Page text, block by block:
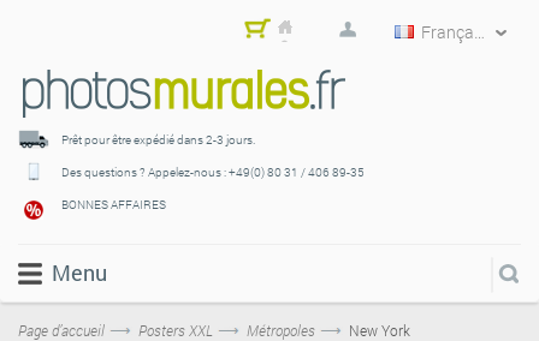
Français
Mon
er
Prêt pour être expédiédans 2-3 jours.
Des questions ? Appelez-nous :+49(0) 80 31 / 406 89-35
BONNES AFFAIRES
Menu
Page d’accueil Posters XXL Métropoles New York